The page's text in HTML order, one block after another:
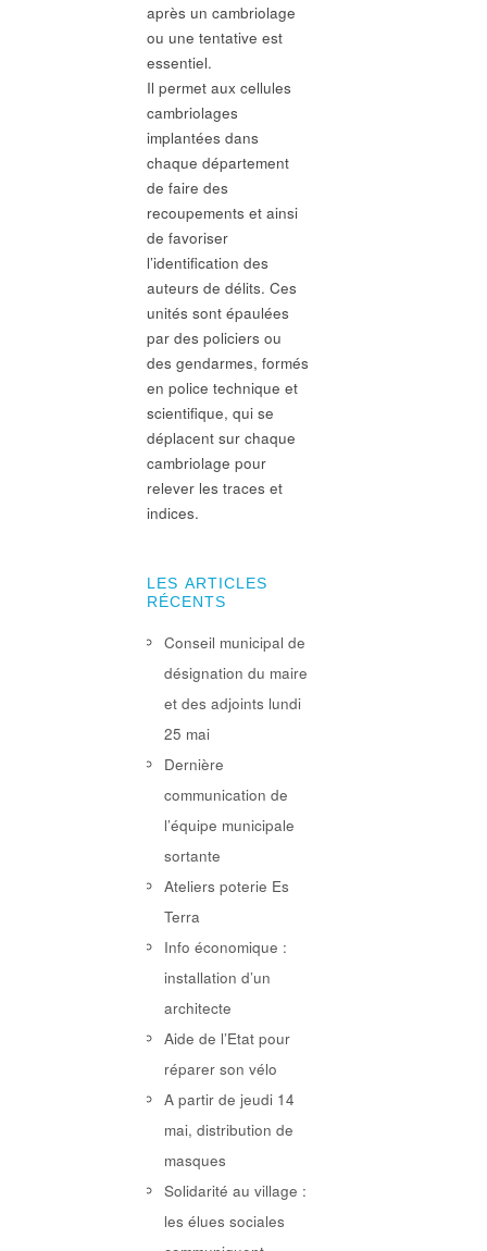
après un cambriolage
ou une tentative est
essentiel.
Il permet aux cellules
cambriolages
implantées dans
chaque département
de faire des
recoupements et ainsi
de favoriser
l’identification des
auteurs de délits. Ces
unités sont épaulées
par des policiers ou
des gendarmes, formés
en police technique et
scientifique, qui se
déplacent sur chaque
cambriolage pour
relever les traces et
indices.
LES ARTICLES
RÉCENTS
Conseil municipal de
désignation du maire
et des adjoints lundi
25 mai
Dernière
communication de
l’équipe municipale
sortante
Ateliers poterie Es
Terra
Info économique :
installation d’un
architecte
Aide de l’Etat pour
réparer son vélo
A partir de jeudi 14
mai, distribution de
masques
Solidarité au village :
les élues sociales